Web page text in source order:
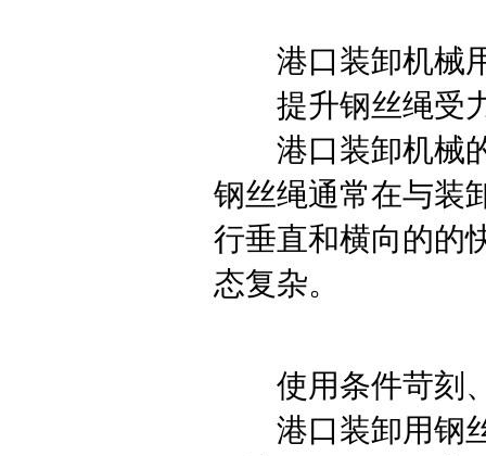
港口装卸机械用
提升钢丝绳受
港口装卸机械的
钢丝绳通常在与装
行垂直和横向的的
态复杂。
使用条件苛刻
港口装卸用钢丝